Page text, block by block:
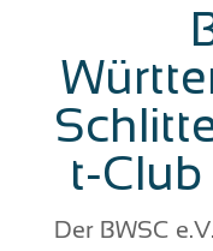
t-Club
Der BWSC